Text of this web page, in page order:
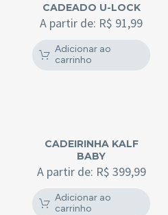
CADEADO U-LOCK
A partir de: R$ 91,99
Adicionar ao
carrinho
CADEIRINHA KALF
BABY
A partir de: R$ 399,99
Adicionar ao
carrinho